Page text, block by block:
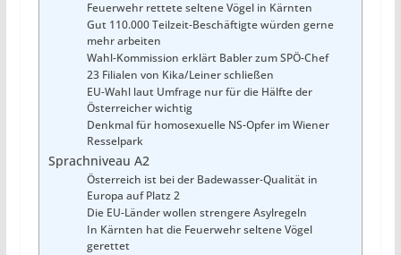
Feuerwehr rettete seltene Vögel in Kärnten
Gut 110.000 Teilzeit-Beschäftigte würden gerne
mehr arbeiten
Wahl-Kommission erklärt Babler zum SPÖ-Chef
23 Filialen von Kika/Leiner schließen
EU-Wahl laut Umfrage nur für die Hälfte der
Österreicher wichtig
Denkmal für homosexuelle NS-Opfer im Wiener
Resselpark
Sprachniveau A2
Österreich ist bei der Badewasser-Qualität in
Europa auf Platz 2
Die EU-Länder wollen strengere Asylregeln
In Kärnten hat die Feuerwehr seltene Vögel
gerettet